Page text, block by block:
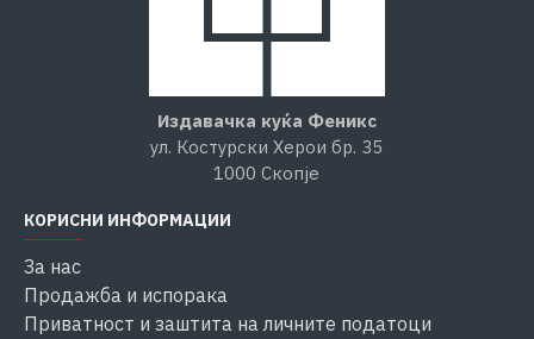
Издавачка куќа Феникс
ул. Костурски Херои бр. 35
1000 Скопје
КОРИСНИ ИНФОРМАЦИИ
За нас
Продажба и испорака
Приватност и заштита на личните податоци